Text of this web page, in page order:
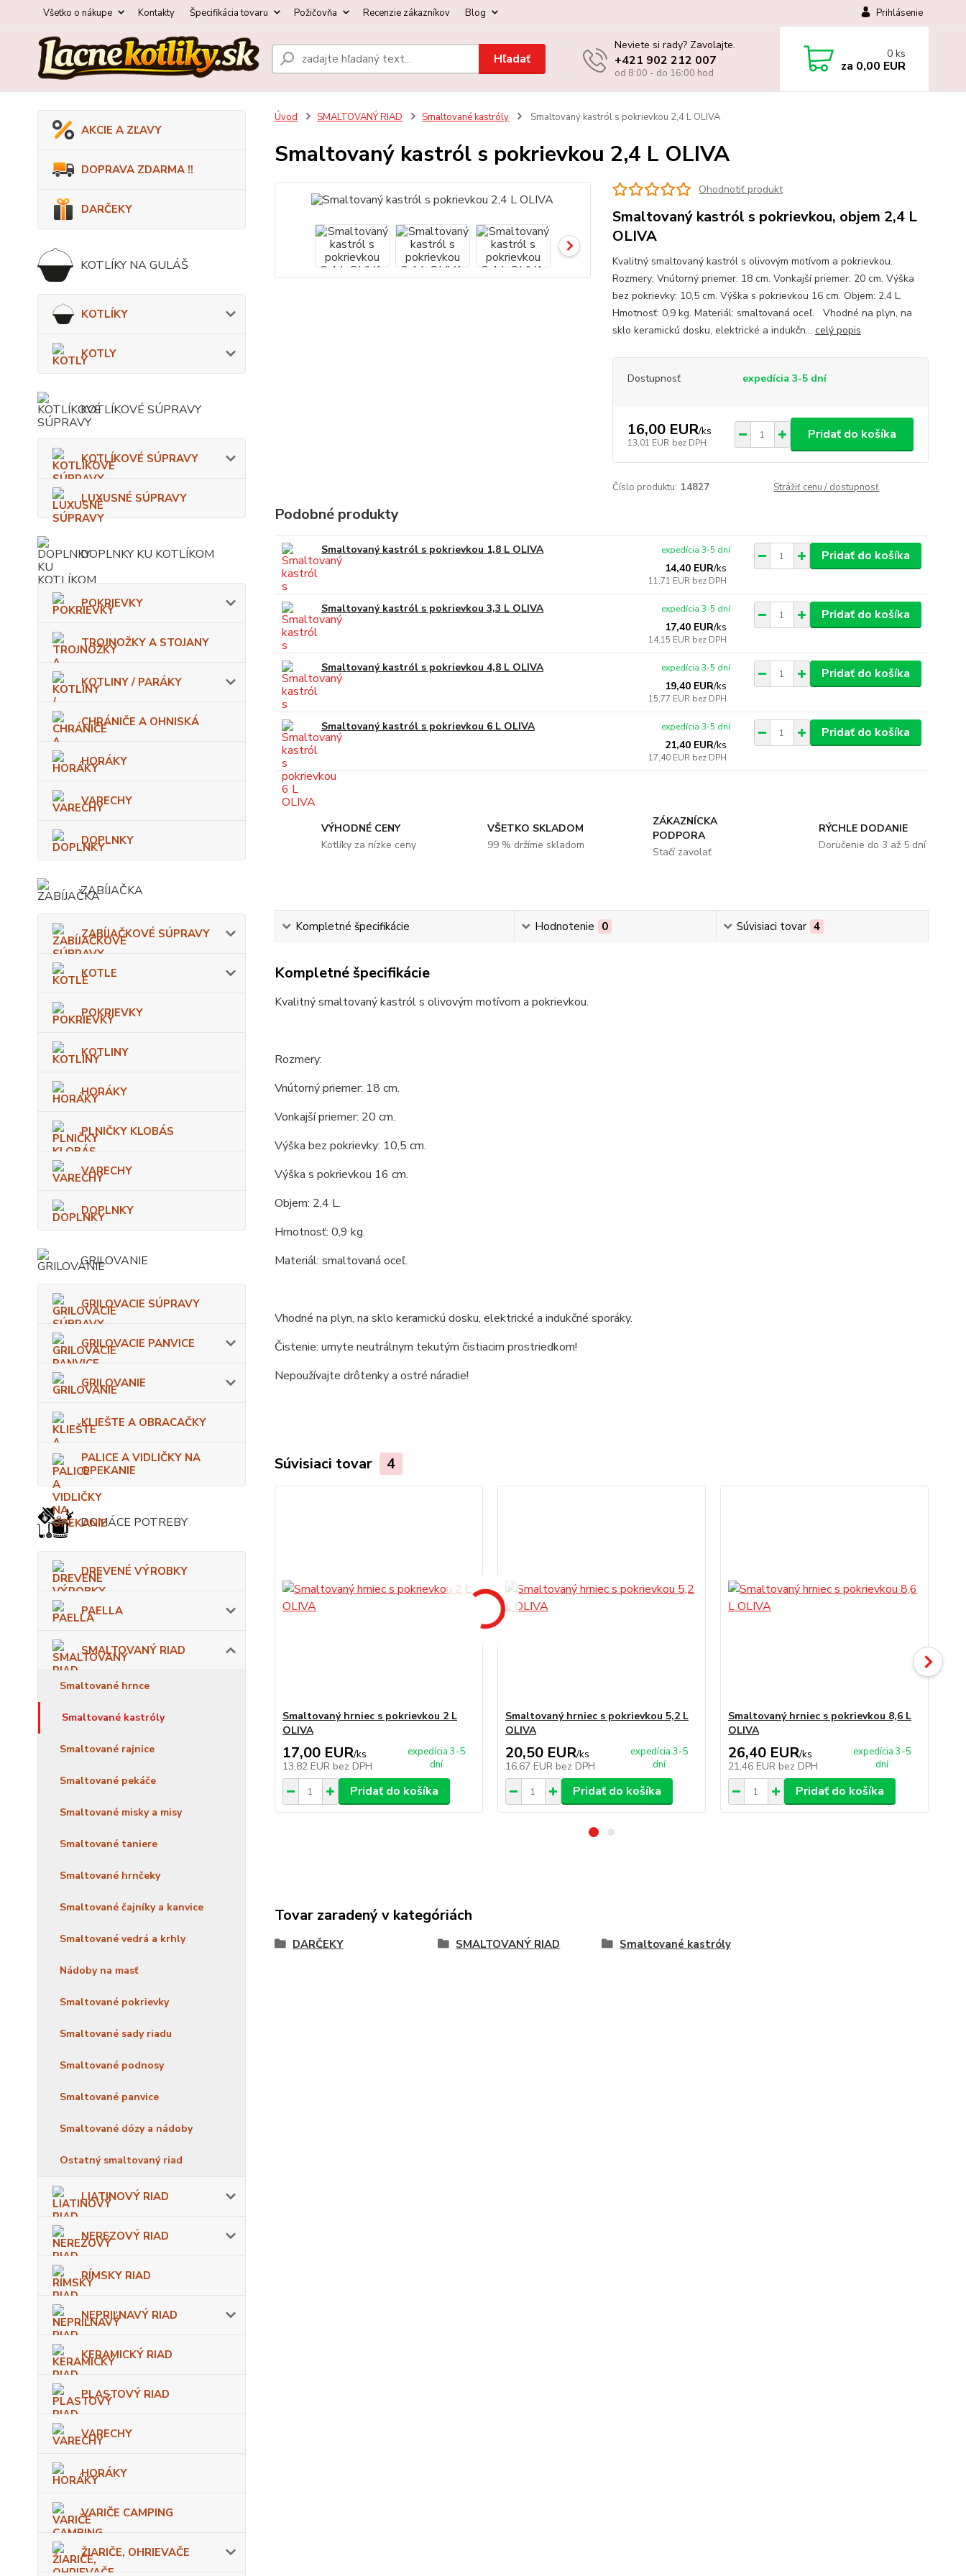
Všetko o nákupe Kontakty Špecifikácia tovaru Požičovňa Recenzie zákazníkov Blog Prihlásenie
Hľadať
Neviete si rady? Zavolajte.
+421 902 212 007
od 8:00 - do 16:00 hod
0 ks
za 0,00 EUR
AKCIE A ZĽAVY
DOPRAVA ZDARMA !!
DARČEKY
KOTLÍKY NA GULÁŠ
KOTLÍKY
KOTLY
KOTLÍKOVÉ SÚPRAVY
KOTLÍKOVÉ SÚPRAVY
LUXUSNÉ SÚPRAVY
DOPLNKY KU KOTLÍKOM
POKRIEVKY
TROJNOŽKY A STOJANY
KOTLINY / PARÁKY
CHRÁNIČE A OHNISKÁ
HORÁKY
VARECHY
DOPLNKY
ZABÍJAČKA
ZABÍJAČKOVÉ SÚPRAVY
KOTLE
POKRIEVKY
KOTLINY
HORÁKY
PLNIČKY KLOBÁS
VARECHY
DOPLNKY
GRILOVANIE
GRILOVACIE SÚPRAVY
GRILOVACIE PANVICE
GRILOVANIE
KLIEŠTE A OBRACAČKY
PALICE A VIDLIČKY NA
OPEKANIE
DOMÁCE POTREBY
DREVENÉ VÝROBKY
PAELLA
SMALTOVANÝ RIAD
Smaltované hrnce
Smaltované kastróly
Smaltované rajnice
Smaltované pekáče
Smaltované misky a misy
Smaltované taniere
Smaltované hrnčeky
Smaltované čajníky a kanvice
Smaltované vedrá a krhly
Nádoby na masť
Smaltované pokrievky
Smaltované sady riadu
Smaltované podnosy
Smaltované panvice
Smaltované dózy a nádoby
Ostatný smaltovaný riad
LIATINOVÝ RIAD
NEREZOVÝ RIAD
RÍMSKY RIAD
NEPRIĽNAVÝ RIAD
KERAMICKÝ RIAD
PLASTOVÝ RIAD
VARECHY
HORÁKY
VARIČE CAMPING
ŽIARIČE, OHRIEVAČE
Úvod SMALTOVANÝ RIAD Smaltované kastróly Smaltovaný kastról s pokrievkou 2,4 L OLIVA
Smaltovaný kastról s pokrievkou 2,4 L OLIVA
Ohodnotiť produkt
Smaltovaný kastról s pokrievkou, objem 2,4 L
OLIVA
Kvalitný smaltovaný kastról s olivovým motívom a pokrievkou.
Rozmery: Vnútorný priemer: 18 cm. Vonkajší priemer: 20 cm. Výška
bez pokrievky: 10,5 cm. Výška s pokrievkou 16 cm. Objem: 2,4 L.
Hmotnosť: 0,9 kg. Materiál: smaltovaná oceľ. Vhodné na plyn, na
sklo keramickú dosku, elektrické a indukčn... celý popis
Dostupnosť expedícia 3-5 dní
16,00 EUR/ks
13,01 EUR bez DPH
Pridať do košíka
Číslo produktu: 14827 Strážiť cenu / dostupnosť
Podobné produkty
Smaltovaný kastról s pokrievkou 1,8 L OLIVA
14,40 EUR/ks
11,71 EUR bez DPH
expedícia 3-5 dní Pridať do košíka
Smaltovaný kastról s pokrievkou 3,3 L OLIVA
17,40 EUR/ks
14,15 EUR bez DPH
expedícia 3-5 dní Pridať do košíka
Smaltovaný kastról s pokrievkou 4,8 L OLIVA
19,40 EUR/ks
15,77 EUR bez DPH
expedícia 3-5 dní Pridať do košíka
Smaltovaný kastról s pokrievkou 6 L OLIVA
21,40 EUR/ks
17,40 EUR bez DPH
expedícia 3-5 dní Pridať do košíka
VÝHODNÉ CENY
Kotlíky za nízke ceny
VŠETKO SKLADOM
99 % držíme skladom
ZÁKAZNÍCKA
PODPORA
Stačí zavolať
RÝCHLE DODANIE
Doručenie do 3 až 5 dní
Kompletné špecifikácie Hodnotenie 0 Súvisiaci tovar 4
Kompletné špecifikácie
Kvalitný smaltovaný kastról s olivovým motívom a pokrievkou.
Rozmery:
Vnútorný priemer: 18 cm.
Vonkajší priemer: 20 cm.
Výška bez pokrievky: 10,5 cm.
Výška s pokrievkou 16 cm.
Objem: 2,4 L.
Hmotnosť: 0,9 kg.
Materiál: smaltovaná oceľ.
Vhodné na plyn, na sklo keramickú dosku, elektrické a indukčné sporáky.
Čistenie: umyte neutrálnym tekutým čistiacim prostriedkom!
Nepoužívajte drôtenky a ostré náradie!
Súvisiaci tovar 4
Smaltovaný hrniec s pokrievkou 2 L
OLIVA
17,00 EUR/ks
13,82 EUR bez DPH
expedícia 3-5
dní
Pridať do košíka
Smaltovaný hrniec s pokrievkou 5,2 L
OLIVA
20,50 EUR/ks
16,67 EUR bez DPH
expedícia 3-5
dní
Pridať do košíka
Smaltovaný hrniec s pokrievkou 8,6 L
OLIVA
26,40 EUR/ks
21,46 EUR bez DPH
expedícia 3-5
dní
Pridať do košíka
Tovar zaradený v kategóriách
DARČEKY SMALTOVANÝ RIAD Smaltované kastróly